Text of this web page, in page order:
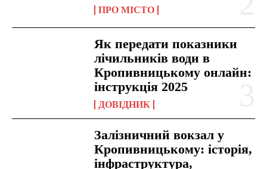
ПРО МІСТО
Як передати показники
лічильників води в
Кропивницькому онлайн:
інструкція 2025
ДОВІДНИК
Залізничний вокзал у
Кропивницькому: історія,
інфраструктура,